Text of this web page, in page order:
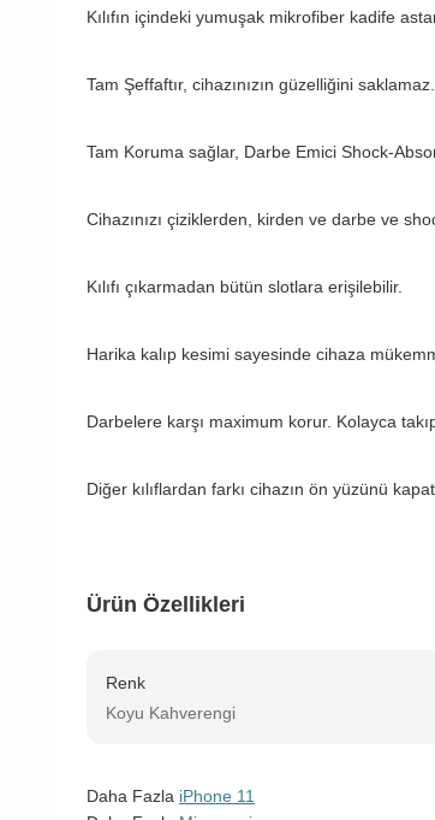
Kılıfın içindeki yumuşak mikrofiber kadife
Tam Şeffaftır, cihazınızın güzelliğini saklamaz.
Tam Koruma sağlar, Darbe Emici Shock-
Cihazınızı çiziklerden, kirden ve darbe ve
Kılıfı çıkarmadan bütün slotlara erişilebilir.
Harika kalıp kesimi sayesinde cihaza
Darbelere karşı maximum korur. Kolayca
Diğer kılıflardan farkı cihazın ön yüzünü
Ürün Özellikleri
Renk
Koyu Kahverengi
Daha Fazla iPhone 11